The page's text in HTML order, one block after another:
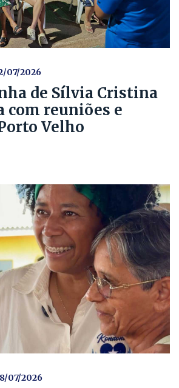
07/2026
de Sílvia Cristina
com reuniões e
Velho
07/2026